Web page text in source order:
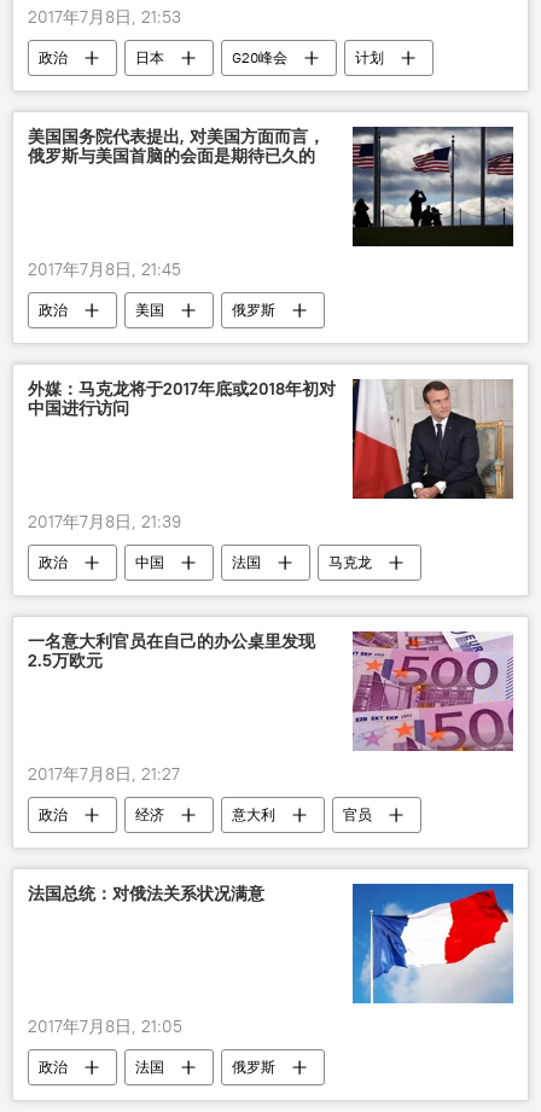
2017年7月8日, 21:53
政治 日本 G20峰会 计划
美国国务院代表提出, 对美国方面而言，
俄罗斯与美国首脑的会面是期待已久的
2017年7月8日, 21:45
政治 美国 俄罗斯
外媒：马克龙将于2017年底或2018年初对
中国进行访问
2017年7月8日, 21:39
政治 中国 法国 马克龙
一名意大利官员在自己的办公桌里发现
2.5万欧元
2017年7月8日, 21:27
政治 经济 意大利
官员
欧元
法国总统：对俄法关系状况满意
2017年7月8日, 21:05
政治 法国 俄罗斯